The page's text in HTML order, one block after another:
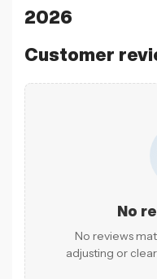
2026
Customer
No
No reviews
adjusting or